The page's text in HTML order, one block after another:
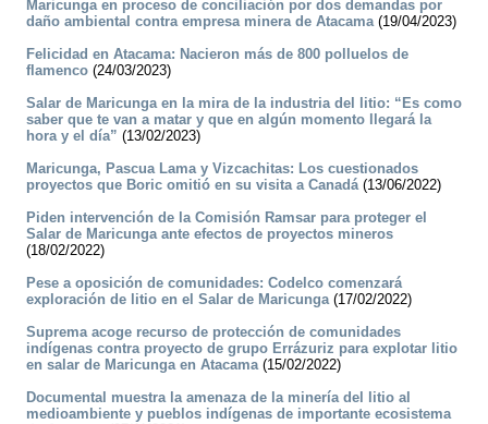
Maricunga en proceso de conciliación por dos demandas por
daño ambiental contra empresa minera de Atacama(19/04/2023)
Felicidad en Atacama: Nacieron más de 800 polluelos de
flamenco (24/03/2023)
Salar de Maricunga en la mira de la industria del litio: “Es como
saber que te van a matar y que en algún momento llegará la
hora y el día” (13/02/2023)
Maricunga, Pascua Lama y Vizcachitas: Los cuestionados
proyectos que Boric omitió en su visita a Canadá(13/06/2022)
Piden intervención de la Comisión Ramsar para proteger el
Salar de Maricunga ante efectos de proyectos mineros
(18/02/2022)
Pese a oposición de comunidades: Codelco comenzará
exploración de litio en el Salar de Maricunga(17/02/2022)
Suprema acoge recurso de protección de comunidades
indígenas contra proyecto de grupo Errázuriz para explotar litio
en salar de Maricunga en Atacama(15/02/2022)
Documental muestra la amenaza de la minería del litio al
medioambiente y pueblos indígenas de importante ecosistema